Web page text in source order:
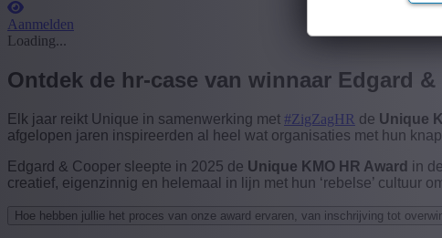
Aanmelden
Loading...
Ontdek de hr-case van winnaar Edgard &
Elk jaar reikt Unique in samenwerking met #ZigZagHR de Unique
afgelopen jaren inspireerden al heel wat organisaties met hun
Edgard & Cooper sleepte in 2025 de Unique KMO HR Award in
creatief, eigenzinnig en helemaal in lijn met hun ‘rebelse’ cultuur
Hoe hebben jullie het proces van onze award ervaren, van inschrijving tot